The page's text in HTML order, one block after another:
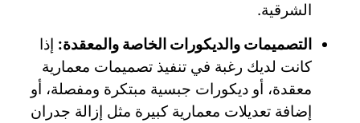
الشرقية.
التصميمات والديكورات الخاصة والمعقدة: إذا
كانت لديك رغبة في تنفيذ تصميمات معمارية
معقدة، أو ديكورات جبسية مبتكرة ومفصلة، أو
إضافة تعديلات معمارية كبيرة مثل إزالة جدران